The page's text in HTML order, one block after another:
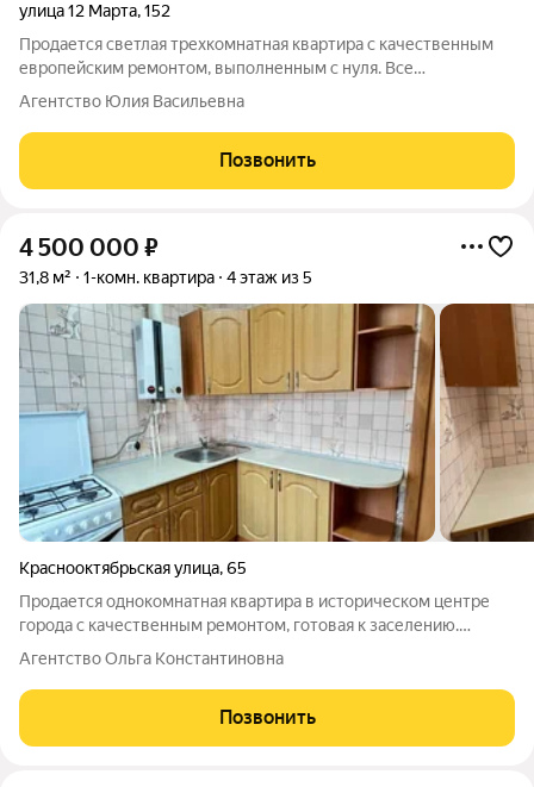
улица 12 Марта,152
Продается светлая трехкомнатная квартира с качественным
европейским ремонтом, выполненным с нуля. Все
инженерные системы полностью заменены: разведена медная
установлены современные металлопластиковые
Агентство Юлия Васильевна
Позвонить
4 500 000 ₽
31,8 м² 1-комн. квартира 4 этаж из 5
Краснооктябрьская улица,65
Продается однокомнатная квартира в историческом центре
города с качественным ремонтом, готовая к заселению.
Объект расположен на улице Краснооктябрьской, что
общественного транспорта находятся
Агентство Ольга Константиновна
Позвонить